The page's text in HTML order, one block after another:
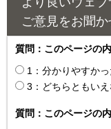
ご意見をお聞
質問：このページの
1：分かりやすかっ
3：どちらともい
質問：このページの